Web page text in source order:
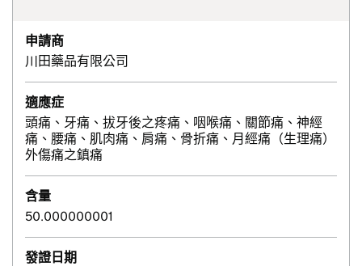
申請商
川田藥品有限公司
適應症
頭痛、牙痛、拔牙後之疼痛、咽喉痛、關節痛、神經
痛、腰痛、肌肉痛、肩痛、骨折痛、月經痛（生理痛）
外傷痛之鎮痛
含量
50.000000001
發證日期